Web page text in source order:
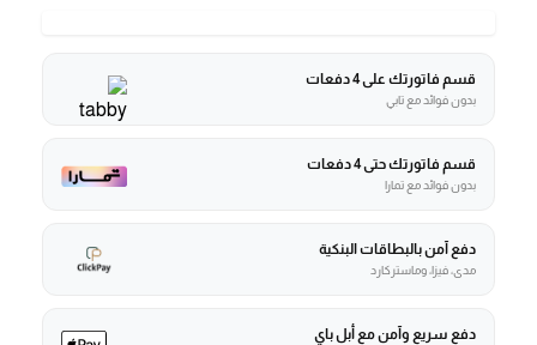
قسم فاتورتك على 4 دفعات
بدون فوائد مع تابي
قسم فاتورتك حتى 4 دفعات
بدون فوائد مع تمارا
دفع آمن بالبطاقات البنكية
مدى، فيزا، وماستركارد
دفع سريع وآمن مع أبل باي